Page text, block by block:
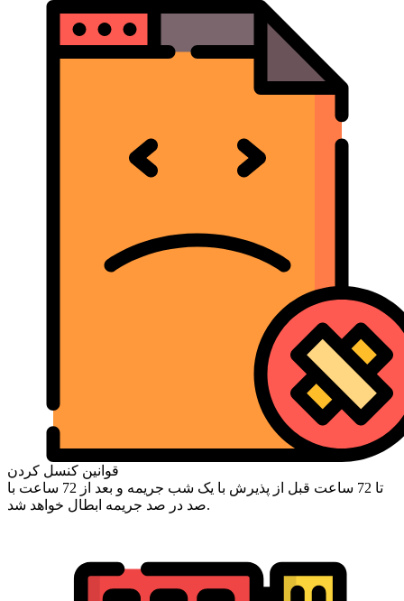
قوانین کنسل کردن
تا 72 ساعت قبل از پذیرش با یک شب جریمه و بعد از 72 ساعت با
صد در صد جریمه ابطال خواهد شد.